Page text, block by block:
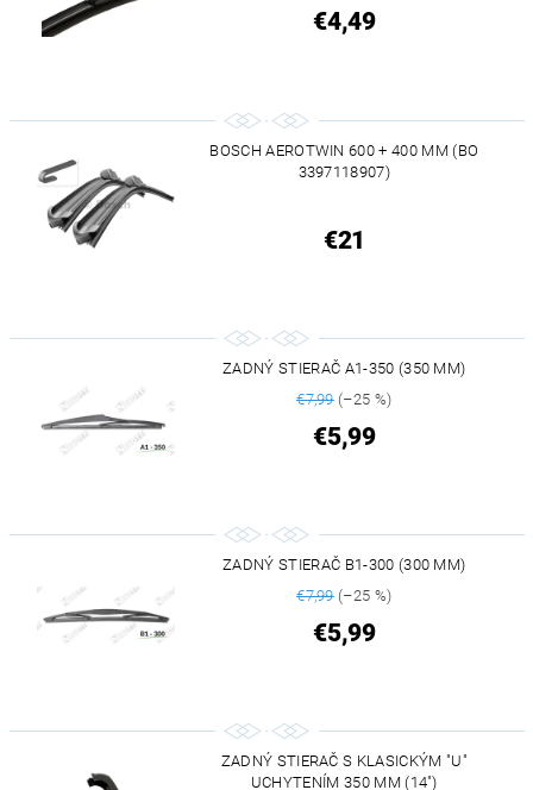
€4,49
BOSCH AEROTWIN 600 + 400 MM (BO
3397118907)
€21
ZADNÝ STIERAČ A1-350 (350 MM)
€7,99(–25 %)
€5,99
ZADNÝ STIERAČ B1-300 (300 MM)
€7,99(–25 %)
€5,99
ZADNÝ STIERAČ S KLASICKÝM "U"
UCHYTENÍM 350 MM (14")